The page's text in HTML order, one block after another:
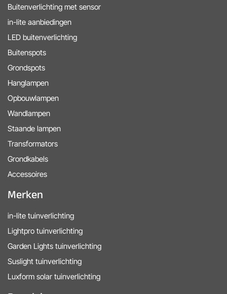
Buitenverlichting met sensor
in-lite aanbiedingen
LED buitenverlichting
Buitenspots
Grondspots
Hanglampen
Opbouwlampen
Wandlampen
Staande lampen
Transformators
Grondkabels
Accessoires
Merken
in-lite tuinverlichting
Lightpro tuinverlichting
Garden Lights tuinverlichting
Suslight tuinverlichting
Luxform solar tuinverlichting